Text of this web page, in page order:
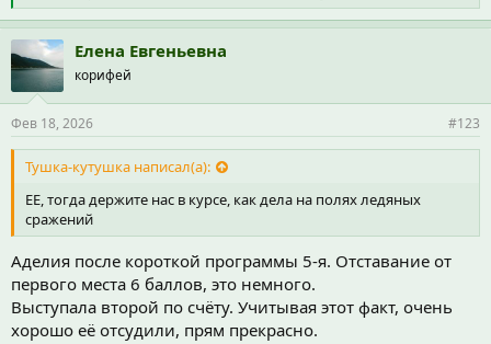
и
м
п
а
т
и
:
Елена Евгеньевна
корифей
Фев 18, 2026 #123
Тушка-кутушка написал(а):
ЕЕ, тогда держите нас в курсе, как дела на полях ледяных
сражений
Аделия после короткой программы 5-я. Отставание от
первого места 6 баллов, это немного.
Выступала второй по счёту. Учитывая этот факт, очень
хорошо её отсудили, прям прекрасно.